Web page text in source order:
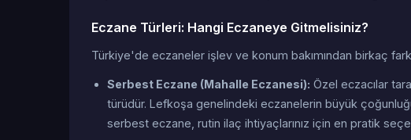
Eczane Türleri: Hangi Eczaneye Gitmelisiniz?
Türkiye'de eczaneler işlev ve konum bakımından birkaç
Serbest Eczane (Mahalle Eczanesi): Özel eczacılar
türüdür. Lefkoşa genelindeki eczanelerin büyük
serbest eczane, rutin ilaç ihtiyaçlarınız için en pratik